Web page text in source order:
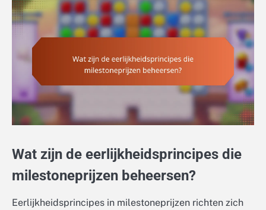
Wat zijn de eerlijkheidsprincipes die
milestoneprijzen beheersen?
Eerlijkheidsprincipes in milestoneprijzen richten zich